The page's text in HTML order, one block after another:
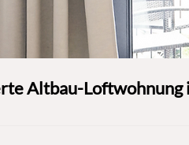
Altbau-Loftwohnung